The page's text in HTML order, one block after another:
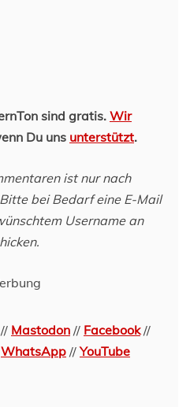
sind gratis. Wir
Du uns unterstützt.
ist nur nach
bei Bedarf eine E-Mail
Username an
// Mastodon // Facebook//
WhatsApp //YouTube